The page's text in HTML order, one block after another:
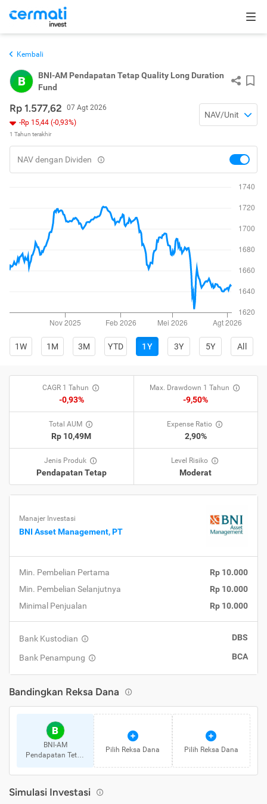
Kembali
B
BNI-AM Pendapatan Tetap Quality Long Duration
Fund
Rp 1.577,62
07 Agt 2026
-Rp 15,44 (-0,93%)
1 Tahun terakhir
NAV/Unit
NAV dengan Dividen
toggle
nav
1W 1M 3M YTD 1Y 3Y 5Y All
CAGR 1 Tahun
-0,93%
Max. Drawdown 1 Tahun
-9,50%
Total AUM
Rp 10,49M
Expense Ratio
2,90%
Jenis Produk
Pendapatan Tetap
Level Risiko
Moderat
Manajer Investasi
BNI Asset Management, PT
Min. Pembelian Pertama
Rp 10.000
Min. Pembelian Selanjutnya
Rp 10.000
Minimal Penjualan
Rp 10.000
Bank Kustodian DBS
Bank Penampung BCA
Bandingkan Reksa Dana
B
BNI-AM
Pendapatan Tetap
Duration Fund
Pilih Reksa Dana Pilih Reksa Dana
Simulasi Investasi